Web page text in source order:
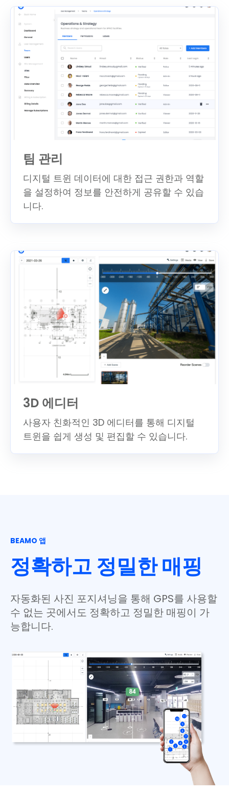
팀 관리
디지털 트윈 데이터에 대한 접근 권한과 역할
을 설정하여 정보를 안전하게 공유할 수 있습
니다.
3D 에디터
사용자 친화적인 3D 에디터를 통해 디지털
트윈을 쉽게 생성 및 편집할 수 있습니다.
BEAMO 앱
정확하고 정밀한 매핑
자동화된 사진 포지셔닝을 통해 GPS를 사용할
수 없는 곳에서도 정확하고 정밀한 매핑이 가
능합니다.